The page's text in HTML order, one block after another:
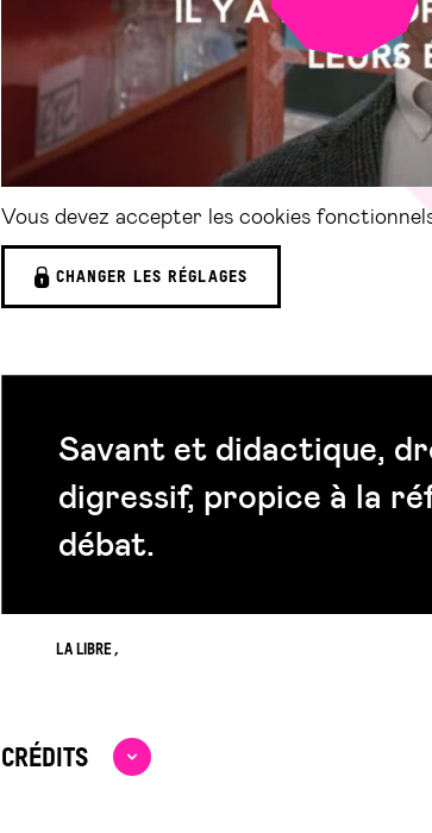
Vous devez accepter les cookies
CHANGER LES RÉGLAGES
Savant et didactique,
digressif, propice à la
débat.
LA LIBRE
CRÉDITS